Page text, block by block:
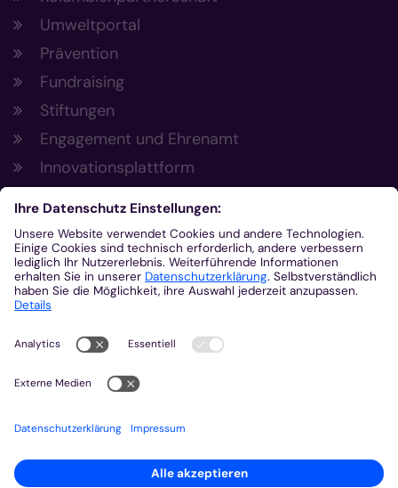
Umweltportal
Prävention
Fundraising
Stiftungen
Engagement und Ehrenamt
Innovationsplattform
Aus der Plattform
Nachrichten
Veranstaltungen
Gottesdienste
Stellenangebote
Kirchenzeitung
Amtsblatt (Kirchlicher Anzeiger)
Rechtsdatenbank
Meldestelle gemäß Hinweisgeberschutzgesetz